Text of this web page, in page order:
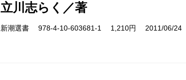
立川志らく／著
新潮選書 978-4-10-603681-1 1,210円 2011/06/24